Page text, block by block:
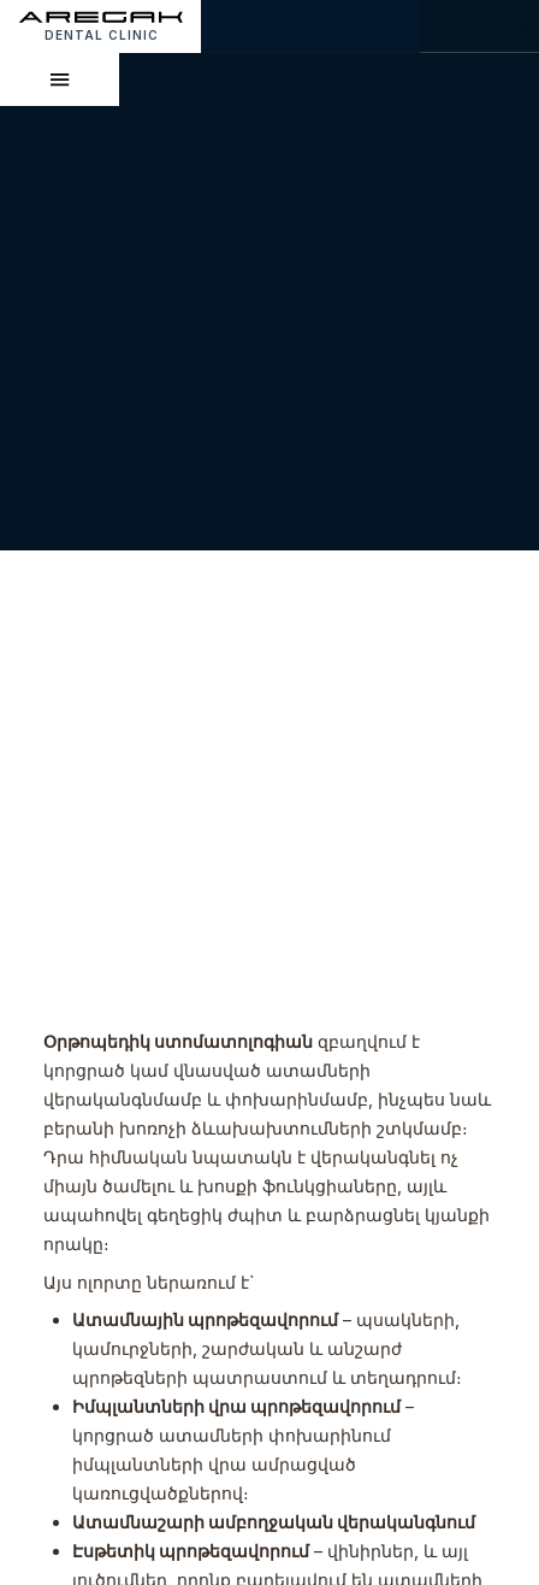
DENTAL CLINIC
Օրթոպեդիկ ստոմատոլոգիանզբաղվում է
կորցրած կամ վնասված ատամների
վերականգնմամբ և փոխարինմամբ, ինչպես նաև
բերանի խոռոչի ձևախախտումների շտկմամբ։
Դրա հիմնական նպատակն է վերականգնել ոչ
միայն ծամելու և խոսքի ֆունկցիաները, այլև
ապահովել գեղեցիկ ժպիտ և բարձրացնել կյանքի
որակը։
Այս ոլորտը ներառում է`
Ատամնային պրոթեզավորում– պսակների,
կամուրջների, շարժական և անշարժ
պրոթեզների պատրաստում և տեղադրում։
Իմպլանտների վրա պրոթեզավորում–
կորցրած ատամների փոխարինում
իմպլանտների վրա ամրացված
կառուցվածքներով։
Ատամնաշարի ամբողջական վերականգնում
Էսթետիկ պրոթեզավորում– վինիրներ, և այլ
լուծումներ, որոնք բարելավում են ատամների